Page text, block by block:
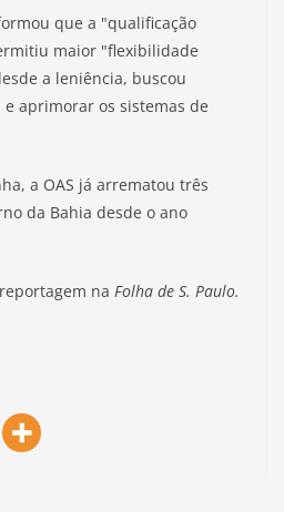
que a "qualificação
maior "flexibilidade
a leniência, buscou
aprimorar os sistemas de
a OAS já arrematou três
da Bahia desde o ano
na Folha de S. Paulo.